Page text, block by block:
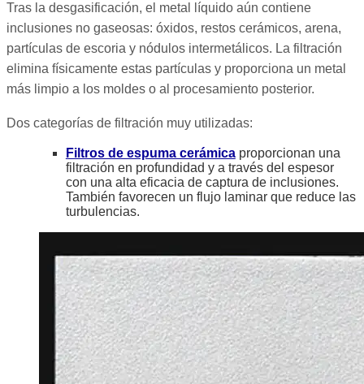
Tras la desgasificación, el metal líquido aún contiene
inclusiones no gaseosas: óxidos, restos cerámicos, arena,
partículas de escoria y nódulos intermetálicos. La filtración
elimina físicamente estas partículas y proporciona un metal
más limpio a los moldes o al procesamiento posterior.
Dos categorías de filtración muy utilizadas:
Filtros de espuma cerámicaproporcionan una
filtración en profundidad y a través del espesor
con una alta eficacia de captura de inclusiones.
También favorecen un flujo laminar que reduce las
turbulencias.